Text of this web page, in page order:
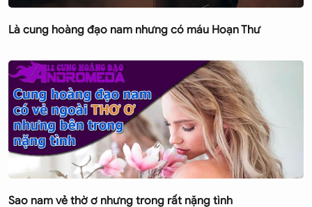
Là cung hoàng đạo nam nhưng có máu Hoạn Thư
Sao nam vẻ thờ ơ nhưng trong rất nặng tình